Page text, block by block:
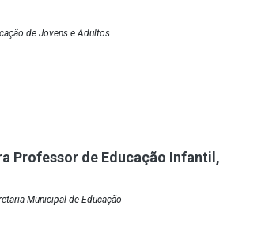
de Jovens e Adultos
Professor de Educação Infantil,
Municipal de Educação